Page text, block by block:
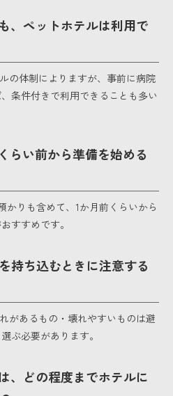
、ペットホテルは利用で
の体制によりますが、事前に病院
条件付きで利用できることも多い
らい前から準備を始める
かりも含めて、1か月前くらいから
すすめです。
持ち込むときに注意する
があるもの・壊れやすいものは避
ぶ必要があります。
、どの程度までホテルに